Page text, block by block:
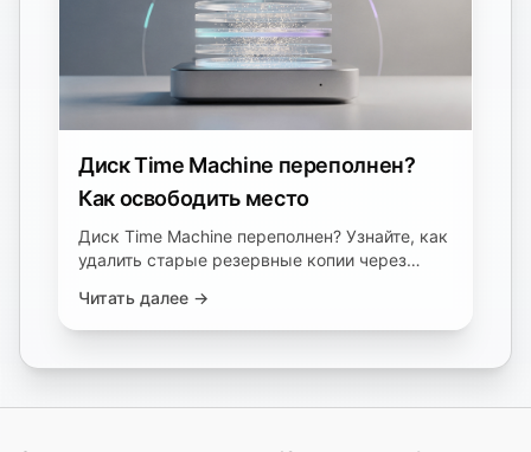
Диск Time Machine переполнен?
Как освободить место
Диск Time Machine переполнен? Узнайте, как
удалить старые резервные копии через
копию» часто не работает.
Читать далее →